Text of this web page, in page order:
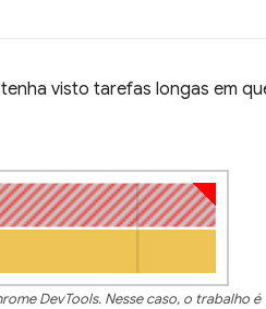
visto tarefas longas em
DevTools. Nesse caso, o trabalho é